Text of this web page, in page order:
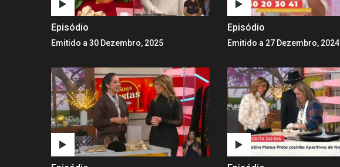
Episódio
Emitido a 30 Dezembro, 2025
Episódio
Emitido a 27 Dezembro, 2024